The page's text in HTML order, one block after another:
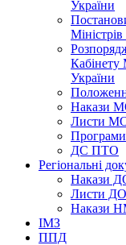
України
Кабінету
України
Накази
Листи
Програми
ДС ПТО
Регіональні
Накази
Листи
Накази
ІМЗ
ППД